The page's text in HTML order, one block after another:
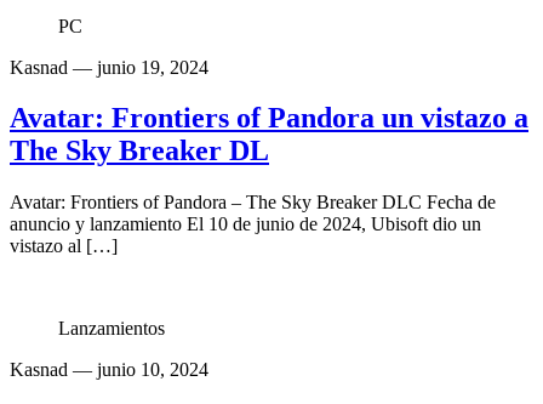
PC
Kasnad — junio 19, 2024
Avatar: Frontiers of Pandora un vistazo a
The Sky Breaker DL
Avatar: Frontiers of Pandora – The Sky Breaker DLC Fecha de
anuncio y lanzamiento El 10 de junio de 2024, Ubisoft dio un
vistazo al […]
Lanzamientos
Kasnad — junio 10, 2024